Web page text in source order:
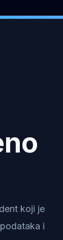
koji je
i